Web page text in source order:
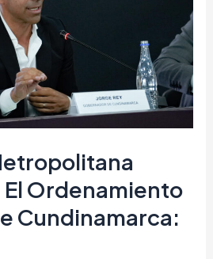
Ordenamiento
Cundinamarca: